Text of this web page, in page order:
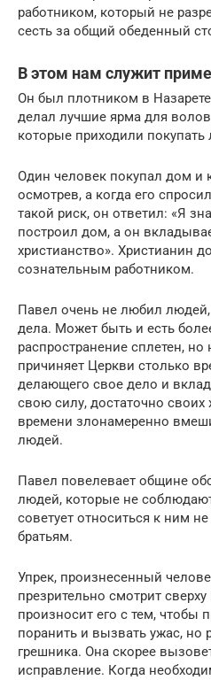
работником, который не
сесть за общий обеденный
В этом нам служит
Он был плотником в
делал лучшие ярма для
которые приходили
Один человек покупал дом и
осмотрев, а когда его
такой риск, он ответил: «Я
построил дом, а он
христианство». Христианин
сознательным работником.
Павел очень не любил
дела. Может быть и есть
распространение сплетен,
причиняет Церкви столько
делающего свое дело и
свою силу, достаточно своих
времени злонамеренно
людей.
Павел повелевает общине
людей, которые не
советует относиться к ним
братьям.
Упрек, произнесенный
презрительно смотрит
произносит его с тем, чтобы
поранить и вызвать ужас, но
грешника. Она скорее
исправление. Когда